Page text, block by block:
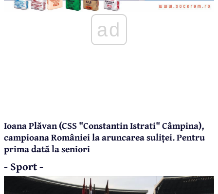
ad
Ioana Plăvan (CSS "Constantin Istrati" Câmpina),
campioana României la aruncarea suliței. Pentru
prima dată la seniori
- Sport -